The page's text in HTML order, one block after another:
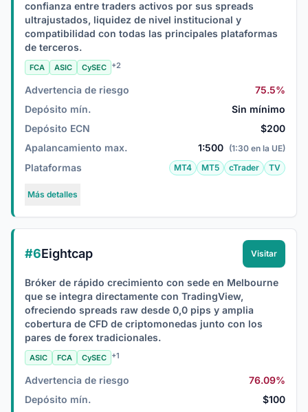
confianza entre traders activos por sus spreads
ultrajustados, liquidez de nivel institucional y
compatibilidad con todas las principales plataformas
de terceros.
FCA ASIC CySEC +2
Advertencia de riesgo
75.5%
Depósito mín.
Sin mínimo
Depósito ECN
$200
Apalancamiento max.
1:500 (1:30 en la UE)
Plataformas MT4 MT5 cTrader TV
Más detalles
#6Eightcap Visitar
Bróker de rápido crecimiento con sede en Melbourne
que se integra directamente con TradingView,
ofreciendo spreads raw desde 0,0 pips y amplia
cobertura de CFD de criptomonedas junto con los
pares de forex tradicionales.
ASIC FCA CySEC +1
Advertencia de riesgo
76.09%
Depósito mín.
$100